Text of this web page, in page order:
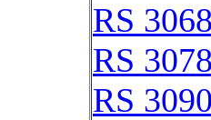
RS
RS
RS